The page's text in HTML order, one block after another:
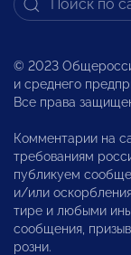
© 2023
и среднего
Все права
Комментарии на
требованиям
публикуем
и/или
тире и любыми
сообщения,
розни.